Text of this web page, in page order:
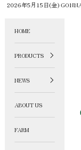
コンテンツへスキップ
2026年5月15日(金)
HOME
PRODUCTS
NEWS
ABOUT US
FARM